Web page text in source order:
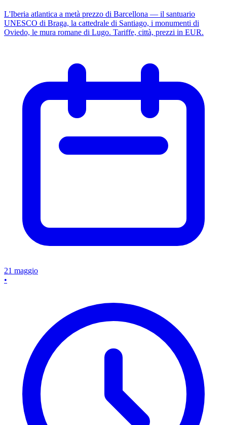
L'Iberia atlantica a metà prezzo di Barcellona — il santuario
UNESCO di Braga, la cattedrale di Santiago, i monumenti di
Oviedo, le mura romane di Lugo. Tariffe, città, prezzi in EUR.
21 maggio
•